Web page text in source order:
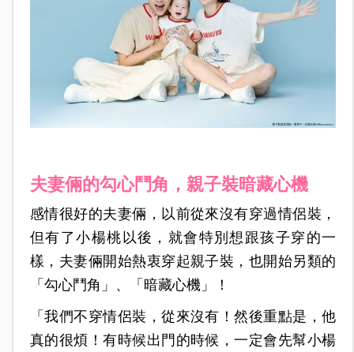
夫妻倆的勾心鬥角，親子裝暗藏心機
感情很好的夫妻倆，以前從來沒有穿過情侶裝，
但有了小楊桃以後，就會特別想跟孩子穿的一
樣，夫妻倆開始熱衷穿起親子裝，也開始另類的
「勾心鬥角」、「暗藏心機」！
「我們不穿情侶裝，從來沒有！然後重點是，他
真的很煩！有時候出門的時候，一定會先幫小楊